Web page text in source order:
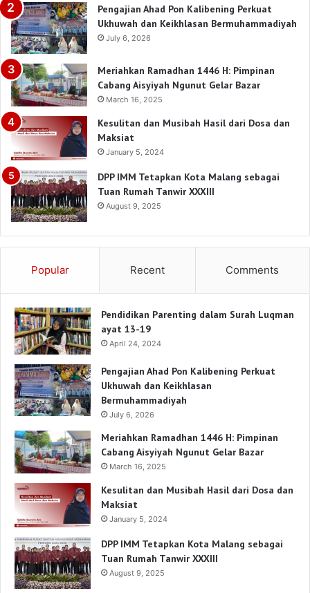
Pengajian Ahad Pon Kalibening Perkuat
Ukhuwah dan Keikhlasan Bermuhammadiyah
July 6, 2026
Meriahkan Ramadhan 1446 H: Pimpinan
Cabang Aisyiyah Ngunut Gelar Bazar
March 16, 2025
Kesulitan dan Musibah Hasil dari Dosa dan
Maksiat
January 5, 2024
DPP IMM Tetapkan Kota Malang sebagai
Tuan Rumah Tanwir XXXIII
August 9, 2025
Popular Recent Comments
Pendidikan Parenting dalam Surah Luqman
ayat 13-19
April 24, 2024
Pengajian Ahad Pon Kalibening Perkuat
Ukhuwah dan Keikhlasan
Bermuhammadiyah
July 6, 2026
Meriahkan Ramadhan 1446 H: Pimpinan
Cabang Aisyiyah Ngunut Gelar Bazar
March 16, 2025
Kesulitan dan Musibah Hasil dari Dosa dan
Maksiat
January 5, 2024
DPP IMM Tetapkan Kota Malang sebagai
Tuan Rumah Tanwir XXXIII
August 9, 2025